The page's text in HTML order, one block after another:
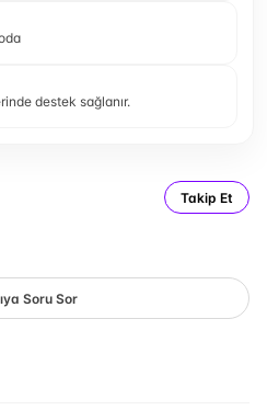
destek sağlanır.
Takip Et
Soru Sor